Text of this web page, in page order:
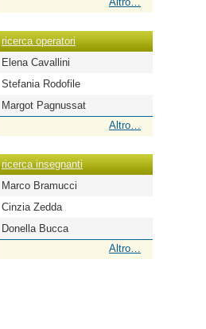
scuole
-
ricerca operatori
Elena Cavallini
Stefania Rodofile
Margot Pagnussat
operatori
-
Altro…
ricerca insegnanti
Marco Bramucci
Cinzia Zedda
Donella Bucca
insegnanti
Altro…